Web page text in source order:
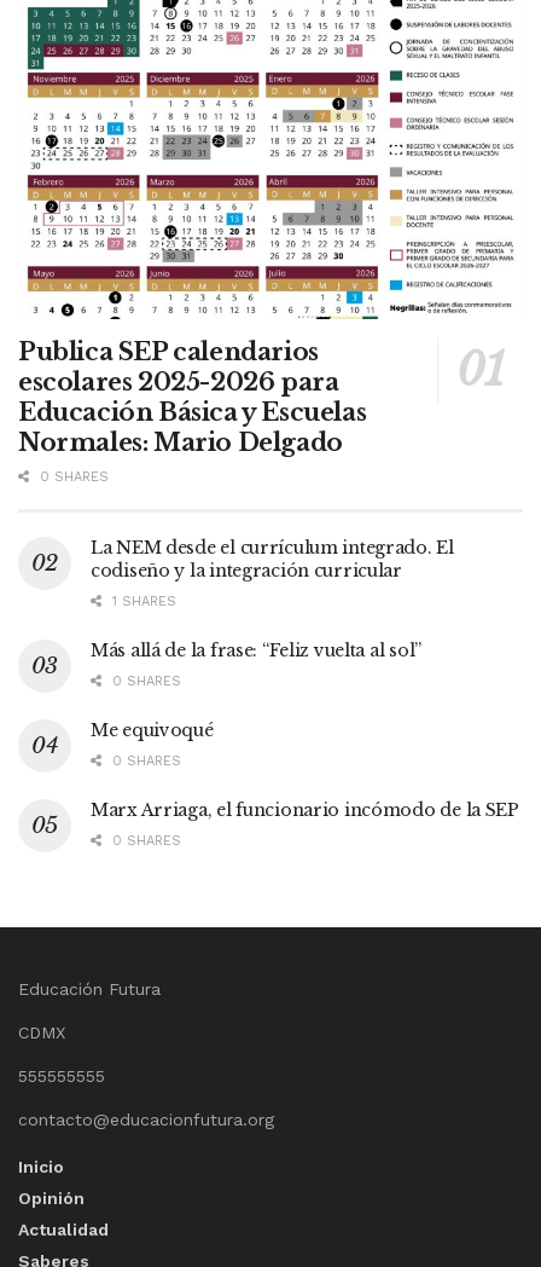
Publica SEP calendarios
escolares 2025-2026 para
Educación Básica y Escuelas
Normales: Mario Delgado
0 SHARES
La NEM desde el currículum integrado. El
codiseño y la integración curricular
1 SHARES
Más allá de la frase: “Feliz vuelta al sol”
0 SHARES
Me equivoqué
0 SHARES
Marx Arriaga, el funcionario incómodo de la SEP
0 SHARES
Educación Futura
CDMX
555555555
contacto@educacionfutura.org
Inicio
Opinión
Actualidad
Saberes